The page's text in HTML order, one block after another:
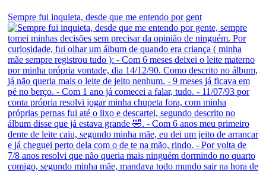
Sempre fui inquieta, desde que me entendo por gent